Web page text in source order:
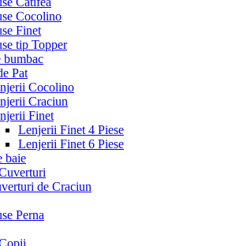
Cocolino
Finet
tip Topper
bumbac
Pat
Cocolino
Craciun
Finet
Lenjerii Finet 4 Piese
Lenjerii Finet 6 Piese
baie
de Craciun
Perna